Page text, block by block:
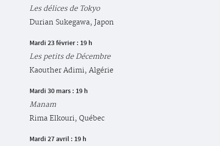
Les délices de Tokyo
Durian Sukegawa, Japon
Mardi 23 février : 19 h
Les petits de Décembre
Kaouther Adimi, Algérie
Mardi 30 mars : 19 h
Manam
Rima Elkouri, Québec
Mardi 27 avril : 19 h